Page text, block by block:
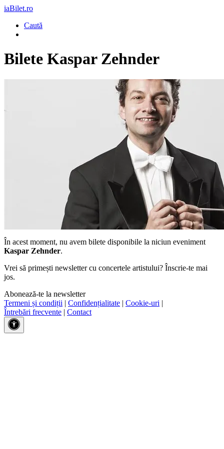
iaBilet.ro
Caută
Bilete Kaspar Zehnder
În acest moment, nu avem bilete disponibile la niciun eveniment
Kaspar Zehnder.
Vrei să primești newsletter cu concertele artistului? Înscrie-te mai
jos.
Abonează-te la newsletter
Termeni și condiții | Confidențialitate | Cookie-uri |
Întrebări frecvente | Contact